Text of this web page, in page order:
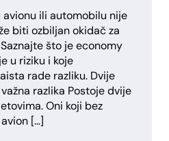
ili automobilu nije
biti ozbiljan okidač za
što je economy
u riziku i koje
rade razliku. Dvije
razlika Postoje dvije
Oni koji bez
[…]